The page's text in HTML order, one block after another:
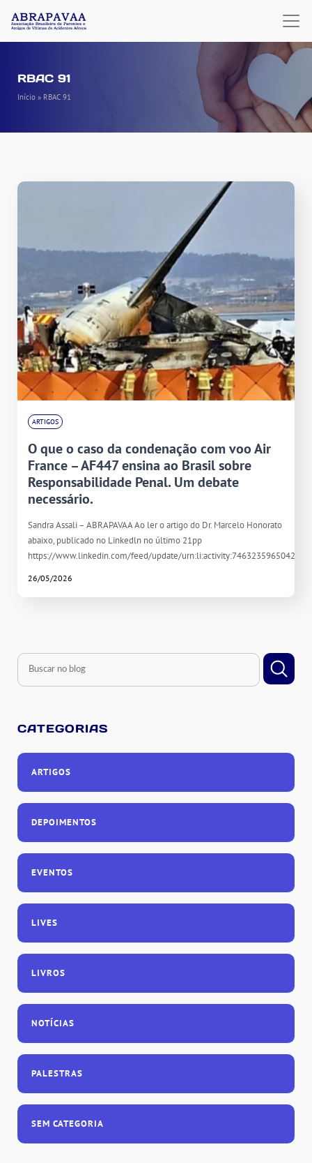
RBAC 91
Início » RBAC 91
ARTIGOS
O que o caso da condenação com voo Air
France – AF447 ensina ao Brasil sobre
Responsabilidade Penal. Um debate
necessário.
Sandra Assali – ABRAPAVAA Ao ler o artigo do Dr. Marcelo Honorato
abaixo, publicado no Linkedln no último 21pp
https://www.linkedin.com/feed/update/
26/05/2026
CATEGORIAS
ARTIGOS
DEPOIMENTOS
EVENTOS
LIVES
LIVROS
NOTÍCIAS
PALESTRAS
SEM CATEGORIA